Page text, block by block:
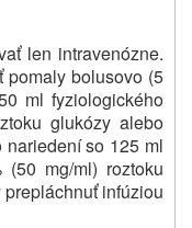
len intravenózne.
pomaly bolusovo (5
ml fyziologického
glukózy alebo
so 125 ml
mg/ml) roztoku
infúziou